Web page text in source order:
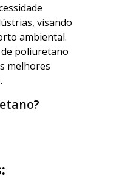
visando
ambiental.
poliuretano
melhores
químico
espuma rígida.
eficiente